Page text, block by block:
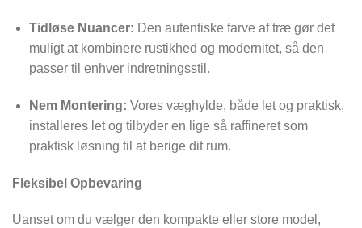
Tidløse Nuancer: Den autentiske farve af træ gør det
muligt at kombinere rustikhed og modernitet, så den
passer til enhver indretningsstil.
Nem Montering: Vores væghylde, både let og praktisk,
installeres let og tilbyder en lige så raffineret som
praktisk løsning til at berige dit rum.
Fleksibel Opbevaring
Uanset om du vælger den kompakte eller store model,